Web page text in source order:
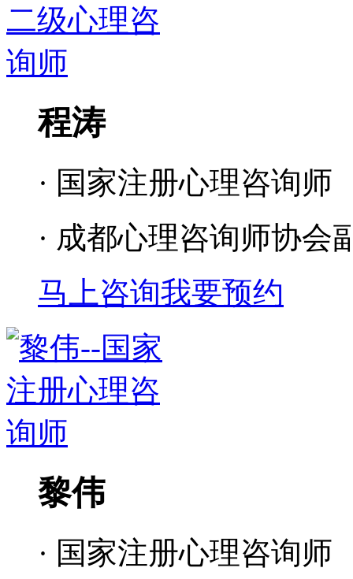
程涛
· 国家注册心理咨询师
· 成都心理咨询师协会
马上咨询我要预约
黎伟
· 国家注册心理咨询师